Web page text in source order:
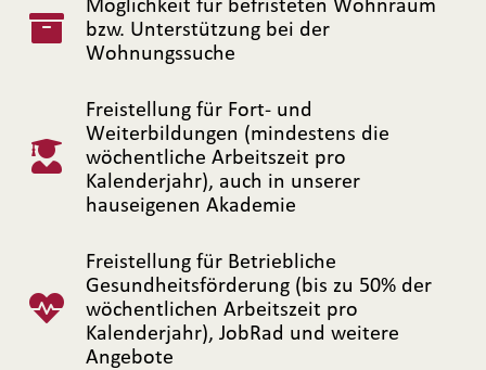
bzw. Unterstützung bei der
Wohnungssuche
Freistellung für Fort- und
Weiterbildungen (mindestens die
wöchentliche Arbeitszeit pro
Kalenderjahr), auch in unserer
hauseigenen Akademie
Freistellung für Betriebliche
Gesundheitsförderung (bis zu 50% der
wöchentlichen Arbeitszeit pro
Kalenderjahr), JobRad und weitere
Angebote